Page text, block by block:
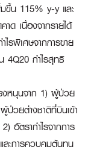
ขึ้น 115% y-y และ
ด เนื่องจากรายได้
ไรพิเศษจากการขาย
4Q20 กำไรสุทธิ
รงหนุนจาก 1) ผู้ป่วย
ป่วยต่างชาติที่บินเข้า
อัตรากำไรจากการ